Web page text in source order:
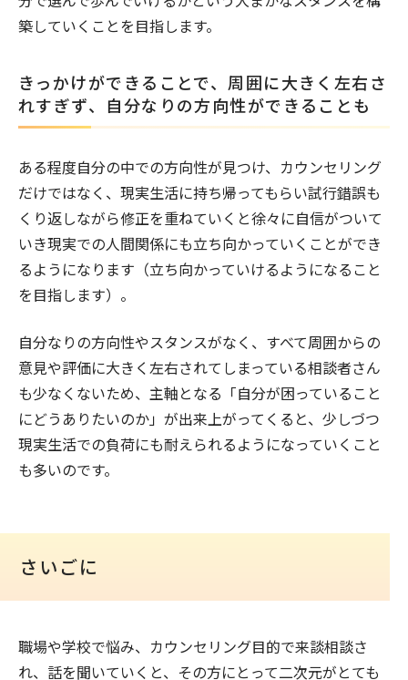
築していくことを目指します。
きっかけができることで、周囲に大きく左右さ
れすぎず、自分なりの方向性ができることも
ある程度自分の中での方向性が見つけ、カウンセリング
だけではなく、現実生活に持ち帰ってもらい試行錯誤も
くり返しながら修正を重ねていくと徐々に自信がついて
いき現実での人間関係にも立ち向かっていくことができ
るようになります（立ち向かっていけるようになること
を目指します）。
自分なりの方向性やスタンスがなく、すべて周囲からの
意見や評価に大きく左右されてしまっている相談者さん
も少なくないため、主軸となる「自分が困っていること
にどうありたいのか」が出来上がってくると、少しづつ
現実生活での負荷にも耐えられるようになっていくこと
も多いのです。
さいごに
職場や学校で悩み、カウンセリング目的で来談相談さ
れ、話を聞いていくと、その方にとって二次元がとても